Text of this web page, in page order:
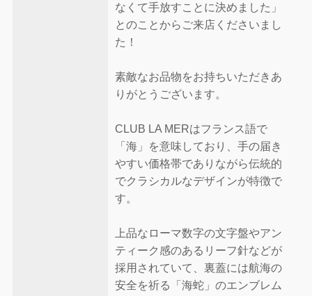
なくて手放すことに決めました」
とのことからご来店くださいまし
た！
素敵なお品物をお持ちいただきあ
りがとうございます。
CLUB LA MERはフランス語で
「海」を意味しており、手の届き
やすい価格帯でありながら伝統的
でクラシカルなデザインが特徴で
す。
上品なローマ数字の文字盤やアン
ティーク感のあるリーフ針などが
採用されていて、裏蓋には航海の
安全を祈る「海蛇」のエンブレム